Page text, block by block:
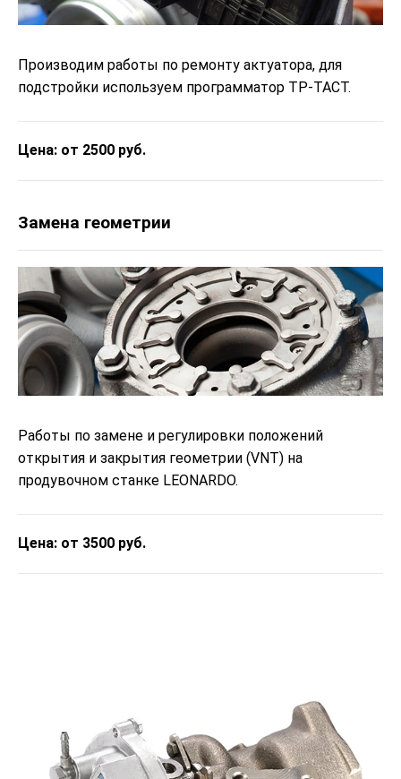
Производим работы по ремонту актуатора, для
подстройки используем программатор ТР-ТАСТ.
Цена: от 2500 руб.
Замена геометрии
Работы по замене и регулировки положений
открытия и закрытия геометрии (VNT) на
продувочном станке LEONARDO.
Цена: от 3500 руб.